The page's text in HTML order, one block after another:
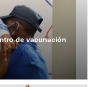
de vacunación